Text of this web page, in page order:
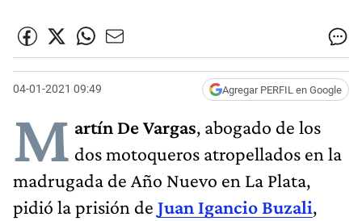
04-01-2021 09:49 Agregar PERFIL en Google
M artín De Vargas, abogado de los
dos motoqueros atropellados en la
madrugada de Año Nuevo en La Plata,
pidió la prisión de Juan Igancio Buzali,